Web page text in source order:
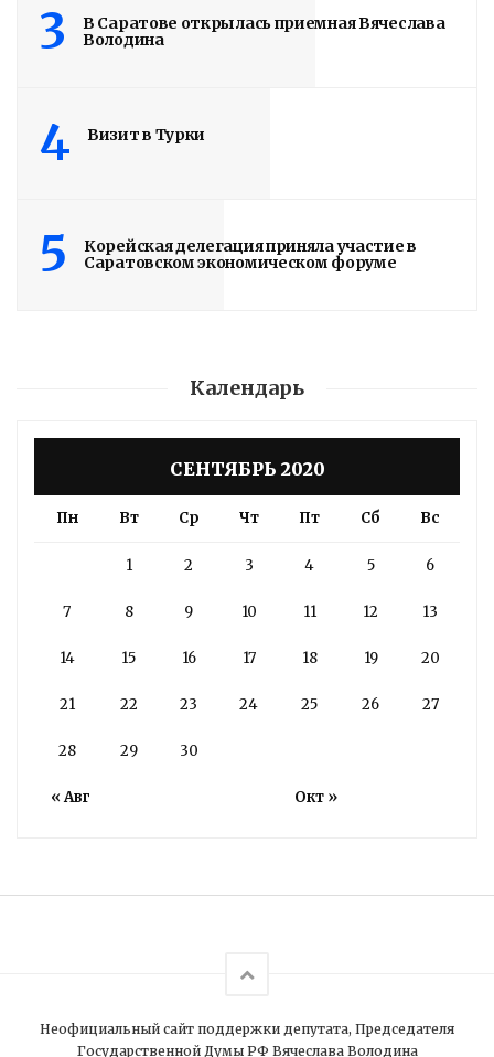
3
В Саратове открылась приемная Вячеслава
Володина
4 Визит в Турки
5
Корейская делегация приняла участие в
Саратовском экономическом форуме
Календарь
СЕНТЯБРЬ 2020
Пн Вт Ср Чт Пт Сб Вс
« Авг Окт »
1 2 3 4 5 6
7 8 9 10 11 12 13
14 15 16 17 18 19 20
21 22 23 24 25 26 27
28 29 30
Неофициальный сайт поддержки депутата, Председателя
Государственной Думы РФ Вячеслава Володина